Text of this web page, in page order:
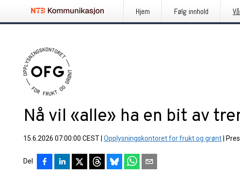
Hjem Følg innhold
Nå vil «alle» ha en bit av
15.6.2026 07:00:00 CEST Opplysningskontoret for frukt og grønt
Del